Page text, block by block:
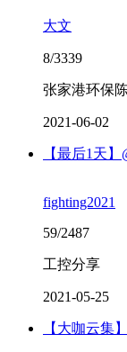
大文
8/3339
张家港环保
2021-06-02
【最后1天
fighting2021
59/2487
工控分享
2021-05-25
【大咖云集